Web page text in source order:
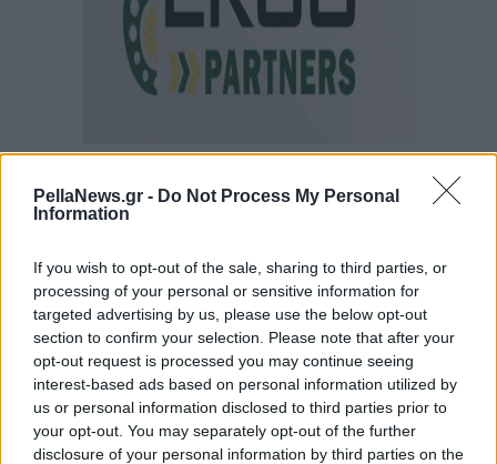
PellaNews.gr - Do Not Process My Personal
Information
If you wish to opt-out of the sale, sharing to third parties, or
processing of your personal or sensitive information for
targeted advertising by us, please use the below opt-out
section to confirm your selection. Please note that after your
opt-out request is processed you may continue seeing
interest-based ads based on personal information utilized by
us or personal information disclosed to third parties prior to
your opt-out. You may separately opt-out of the further
disclosure of your personal information by third parties on the